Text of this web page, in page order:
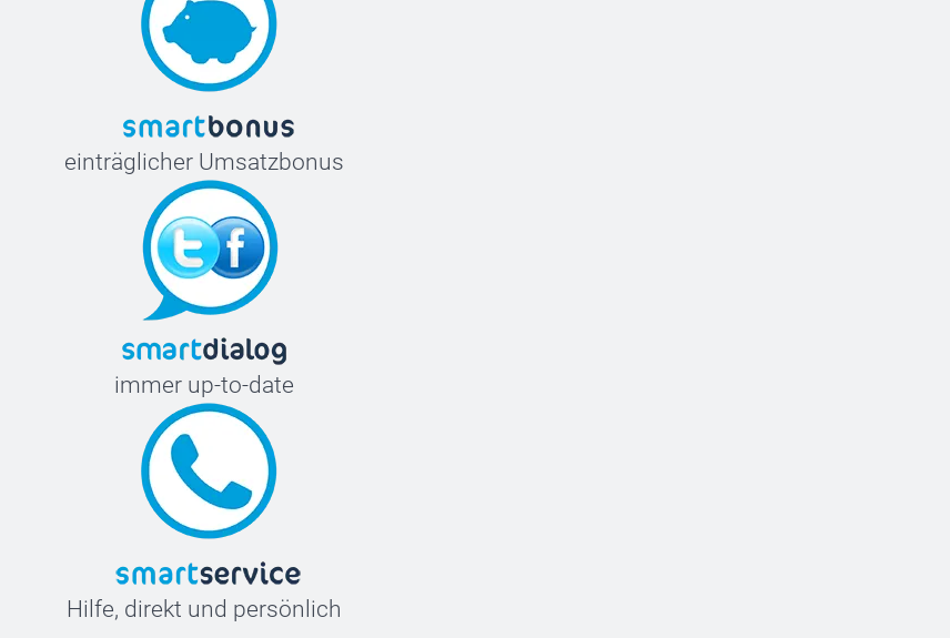
einträglicher Umsatzbonus
immer up-to-date
Hilfe, direkt und persönlich